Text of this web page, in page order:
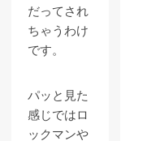
だってされ
ちゃうわけ
です。
パッと見た
感じではロ
ックマンや